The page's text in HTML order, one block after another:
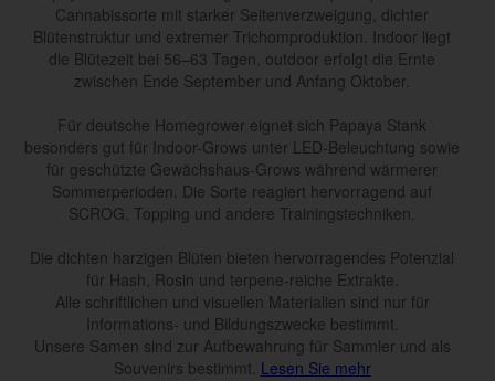
Cannabissorte mit starker Seitenverzweigung, dichter
Blütenstruktur und extremer Trichomproduktion. Indoor liegt
die Blütezeit bei 56–63 Tagen, outdoor erfolgt die Ernte
zwischen Ende September und Anfang Oktober.
Für deutsche Homegrower eignet sich Papaya Stank
besonders gut für Indoor-Grows unter LED-Beleuchtung sowie
für geschützte Gewächshaus-Grows während wärmerer
Sommerperioden. Die Sorte reagiert hervorragend auf
SCROG, Topping und andere Trainingstechniken.
Die dichten harzigen Blüten bieten hervorragendes Potenzial
für Hash, Rosin und terpene-reiche Extrakte.
Alle schriftlichen und visuellen Materialien sind nur für
Informations- und Bildungszwecke bestimmt.
Unsere Samen sind zur Aufbewahrung für Sammler und als
Souvenirs bestimmt. Lesen Sie mehr